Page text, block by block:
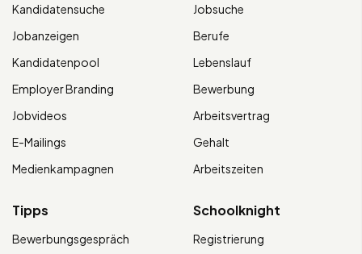
Kandidatensuche
Jobanzeigen
Kandidatenpool
Employer Branding
Jobvideos
E-Mailings
Medienkampagnen
Jobsuche
Berufe
Lebenslauf
Bewerbung
Arbeitsvertrag
Gehalt
Arbeitszeiten
Tipps
Bewerbungsgespräch
Schoolknight
Registrierung